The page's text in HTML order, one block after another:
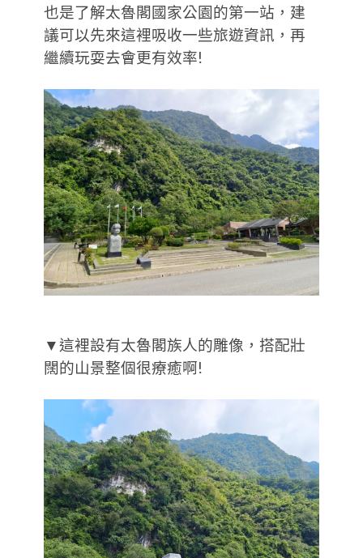
也是了解太魯閣國家公園的第一站，建
議可以先來這裡吸收一些旅遊資訊，再
繼續玩耍去會更有效率!
▼這裡設有太魯閣族人的雕像，搭配壯
闊的山景整個很療癒啊!